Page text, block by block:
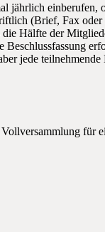
jährlich
(Brief, Fax
Hälfte der
Beschlussfassung
jede
für